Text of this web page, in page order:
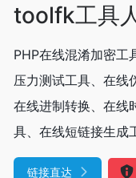
toolfk工具
PHP在线混淆加密工
压力测试工具、在线
在线进制转换、在线
具、在线短链接生成
链接直达